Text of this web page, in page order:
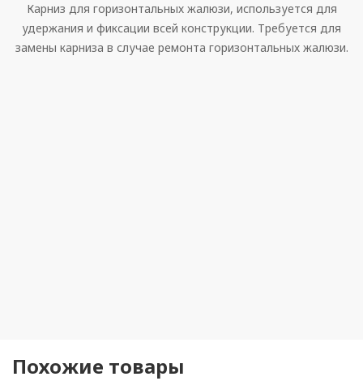
Карниз для горизонтальных жалюзи, используется для
удержания и фиксации всей конструкции. Требуется для
замены карниза в случае ремонта горизонтальных жалюзи.
Похожие товары